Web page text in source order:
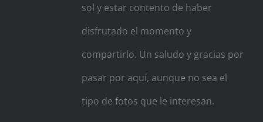
sol y estar contento de haber
disfrutado el momento y
compartirlo. Un saludo y gracias por
pasar por aquí, aunque no sea el
tipo de fotos que le interesan.